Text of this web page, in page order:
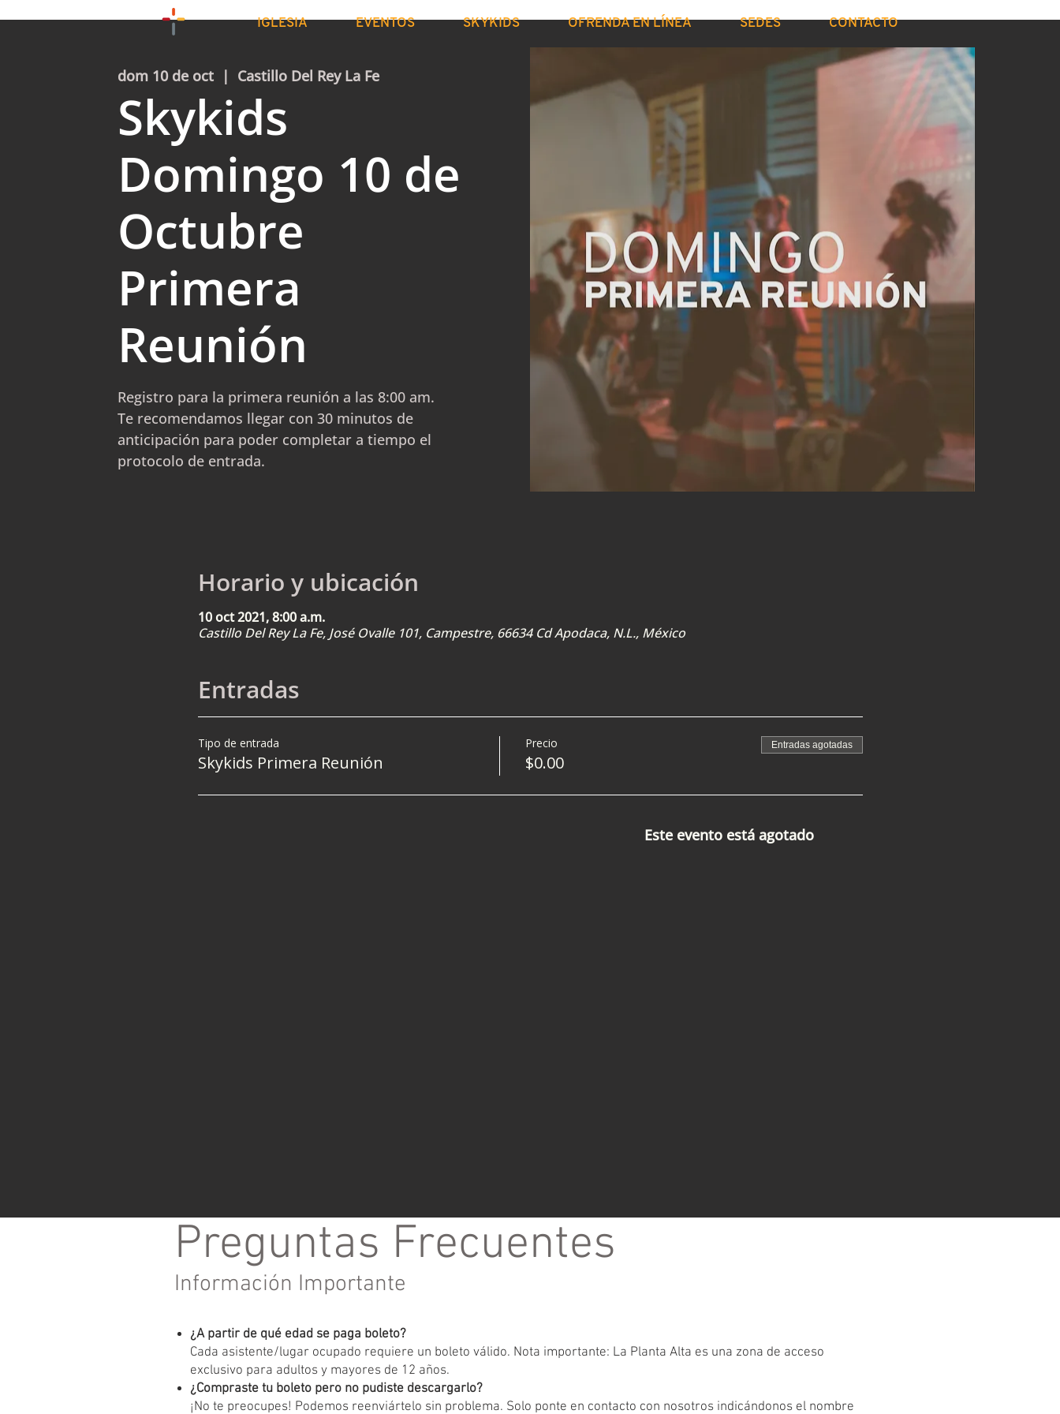
IGLESIA EVENTOS SKYKIDS OFRENDA EN LÍNEA SEDES CONTACTO
dom 10 de oct
  |
Castillo Del Rey La Fe
Skykids
Domingo 10 de
Octubre
Primera
Reunión
Registro para la primera reunión a las 8:00 am.
Te recomendamos llegar con 30 minutos de
anticipación para poder completar a tiempo el
protocolo de entrada.
Horario y ubicación
10 oct 2021, 8:00 a.m.
Castillo Del Rey La Fe, José Ovalle 101, Campestre, 66634 Cd Apodaca, N.L., México
Entradas
Tipo de entrada
Skykids Primera Reunión
Precio
$0.00
Entradas agotadas
Este evento está agotado
Preguntas Frecuentes
Información Importante
¿A partir de qué edad se paga boleto?
Cada asistente/lugar ocupado requiere un boleto válido. Nota importante: La Planta Alta es una zona de acceso
exclusivo para adultos y mayores de 12 años.
¿Compraste tu boleto pero no pudiste descargarlo?
¡No te preocupes! Podemos reenviártelo sin problema. Solo ponte en contacto con nosotros indicándonos el nombre